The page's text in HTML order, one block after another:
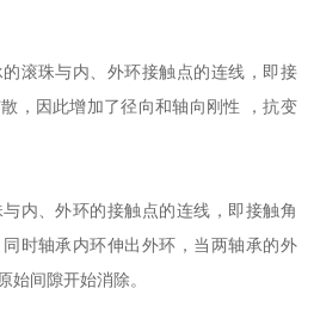
滚珠与内、外环接触点的连线，即接
，因此增加了径向和轴向刚性 ，抗变
内、外环的接触点的连线，即接触角
时轴承内环伸出外环，当两轴承的外
始间隙开始消除。